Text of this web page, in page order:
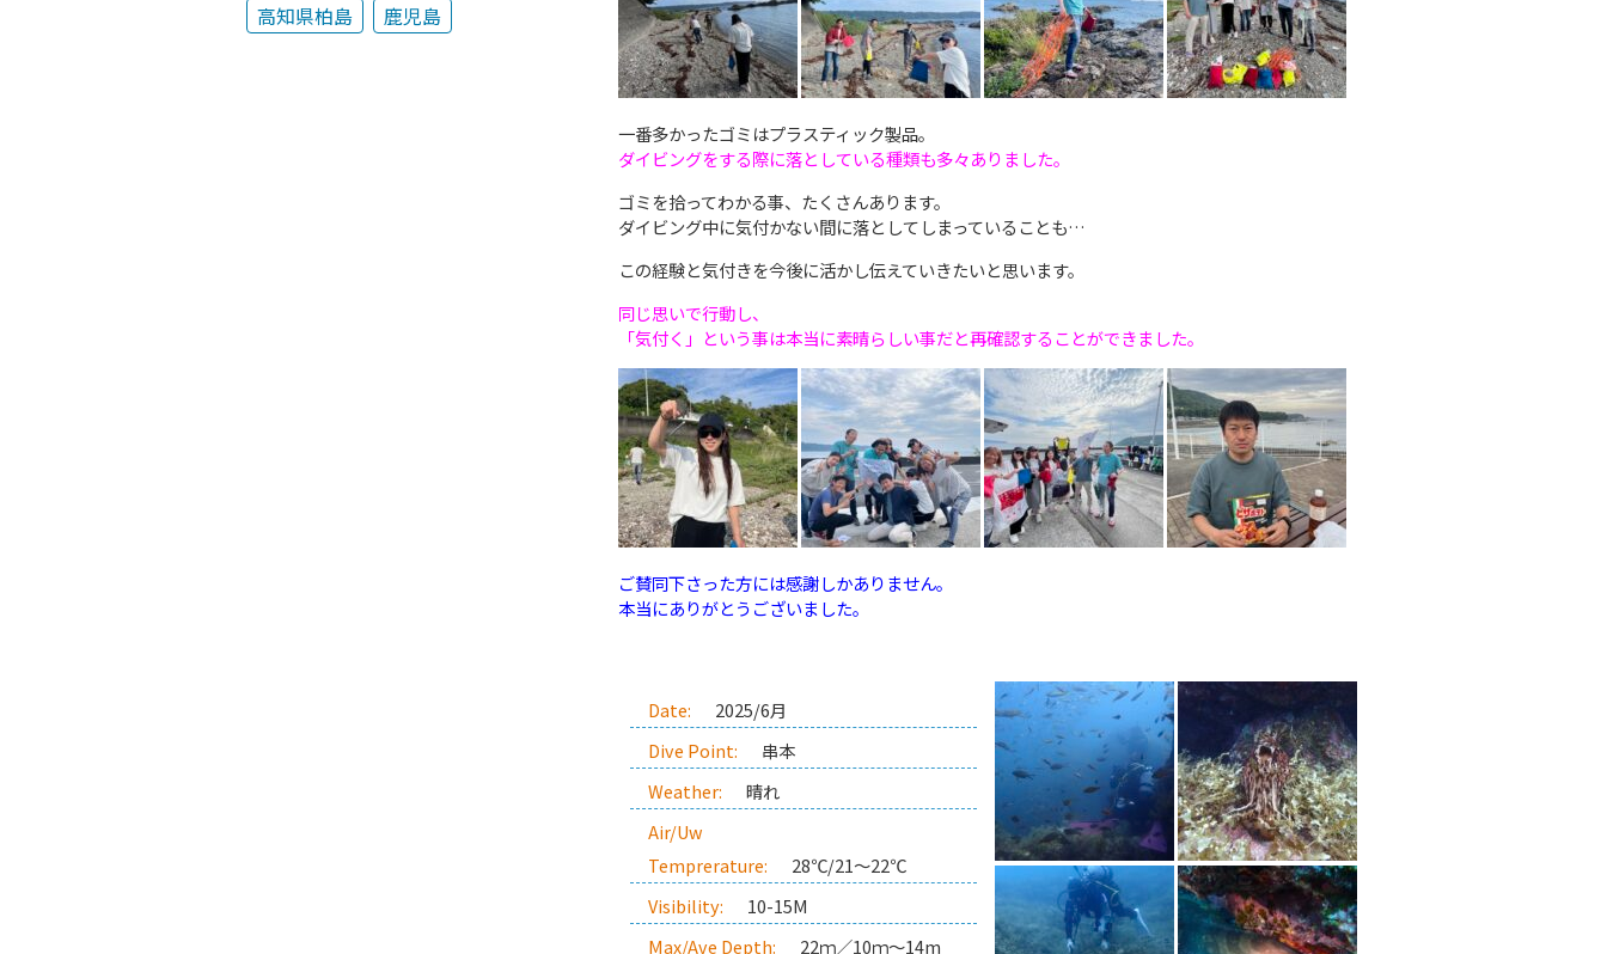
一番多かったゴミはプラスティック製品。
ダイビングをする際に落としている種類も多々ありました。
ゴミを拾ってわかる事、たくさんあります。
ダイビング中に気付かない間に落としてしまっていることも…
この経験と気付きを今後に活かし伝えていきたいと思います。
同じ思いで行動し、
「気付く」という事は本当に素晴らしい事だと再確認することができました。
ご賛同下さった方には感謝しかありません。
本当にありがとうございました。
Date:
2025/6月
Dive Point:
串本
Weather:
晴れ
Air/Uw
Temprerature:
28℃/21～22℃
Visibility:
10-15M
Max/Ave Depth:
22ｍ／10ｍ～14m
高知県柏島
鹿児島